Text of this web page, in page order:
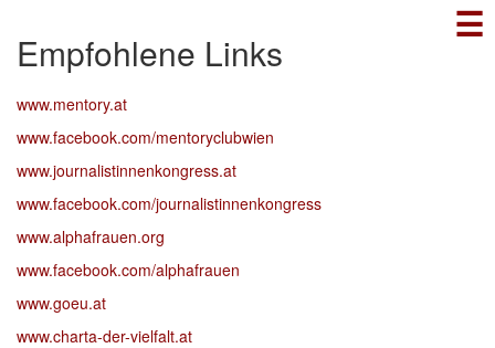
Inhalt
☰
Empfohlene Links
www.mentory.at
www.facebook.com/mentoryclubwien
www.journalistinnenkongress.at
www.facebook.com/journalistinnenkongress
www.alphafrauen.org
www.facebook.com/alphafrauen
www.goeu.at
www.charta-der-vielfalt.at